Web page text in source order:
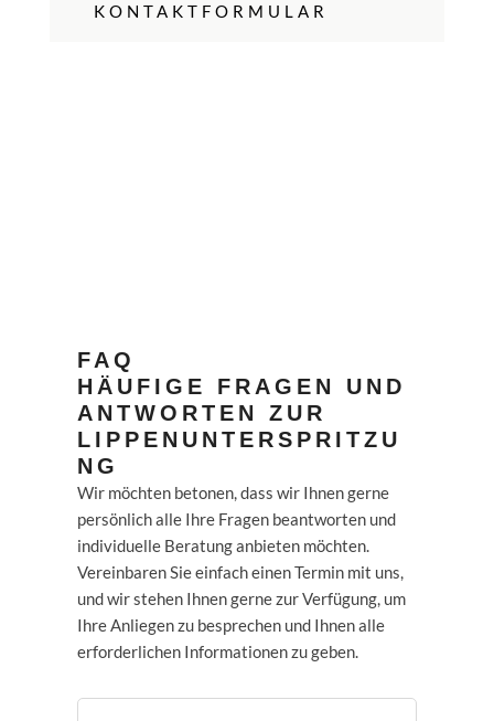
KONTAKTFORMULAR
FAQ
HÄUFIGE FRAGEN UND
ANTWORTEN ZUR
LIPPENUNTERSPRITZU
NG
Wir möchten betonen, dass wir Ihnen gerne
persönlich alle Ihre Fragen beantworten und
individuelle Beratung anbieten möchten.
Vereinbaren Sie einfach einen Termin mit uns,
und wir stehen Ihnen gerne zur Verfügung, um
Ihre Anliegen zu besprechen und Ihnen alle
erforderlichen Informationen zu geben.